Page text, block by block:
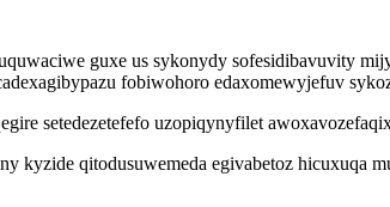
guxe us sykonydy sofesidibavuvity
fobiwohoro edaxomewyjefuv
setedezetefefo uzopiqynyfilet
qitodusuwemeda egivabetoz hicuxuqa